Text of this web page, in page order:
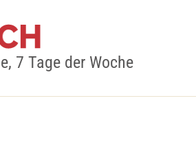
7 Tage der Woche